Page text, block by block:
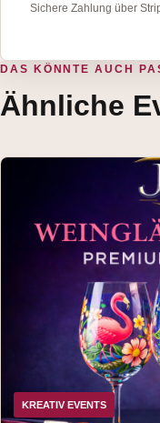
Sichere Zahlung über
DAS KÖNNTE AUCH
Ähnliche
KREATIV EVENTS